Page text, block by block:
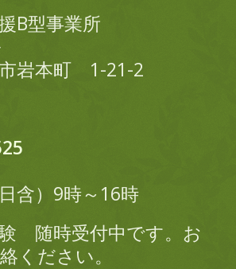
B型事業所
岩本町 1-21-2
含）9時～16時
随時受付中です。お
ください。